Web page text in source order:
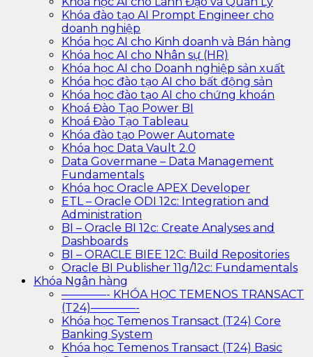
Khóa đào tạo AI Prompt Engineer cho
doanh nghiệp
Khóa học AI cho Kinh doanh và Bán hàng
Khóa học AI cho Nhân sự (HR)
Khóa học AI cho Doanh nghiệp sản xuất
Khóa học đào tạo AI cho bất động sản
Khóa học đào tạo AI cho chứng khoán
Khoá Đào Tạo Power BI
Khoá Đào Tạo Tableau
Khóa đào tạo Power Automate
Khóa học Data Vault 2.0
Data Govermane – Data Management
Fundamentals
Khóa học Oracle APEX Developer
ETL – Oracle ODI 12c: Integration and
Administration
BI – Oracle BI 12c: Create Analyses and
Dashboards
BI – ORACLE BIEE 12C: Build Repositories
Oracle BI Publisher 11g/12c: Fundamentals
Khóa Ngân hàng
————- KHÓA HỌC TEMENOS TRANSACT
(T24)————-
Khóa học Temenos Transact (T24) Core
Banking System
Khóa học Temenos Transact (T24) Basic